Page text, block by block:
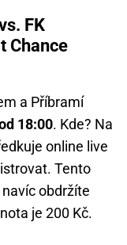
FK
Chance
a Příbramí
18:00. Kde? Na
online live
Tento
obdržíte
je 200 Kč.